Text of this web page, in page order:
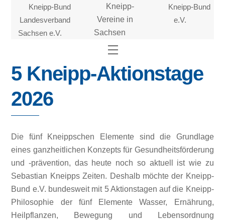
content
Kneipp-Bund
Landesverband
Sachsen e.V.
Kneipp-
Vereine in
Sachsen
Kneipp-Bund
e.V.
Menu
5 Kneipp-Aktionstage
2026
Die fünf Kneippschen Elemente sind die Grundlage
eines ganzheitlichen Konzepts für Gesundheitsförderung
und -prävention, das heute noch so aktuell ist wie zu
Sebastian Kneipps Zeiten. Deshalb möchte der Kneipp-
Bund e.V. bundesweit mit 5 Aktionstagen auf die Kneipp-
Philosophie der fünf Elemente Wasser, Ernährung,
Heilpflanzen, Bewegung und Lebensordnung